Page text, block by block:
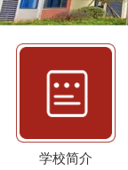
学校简介